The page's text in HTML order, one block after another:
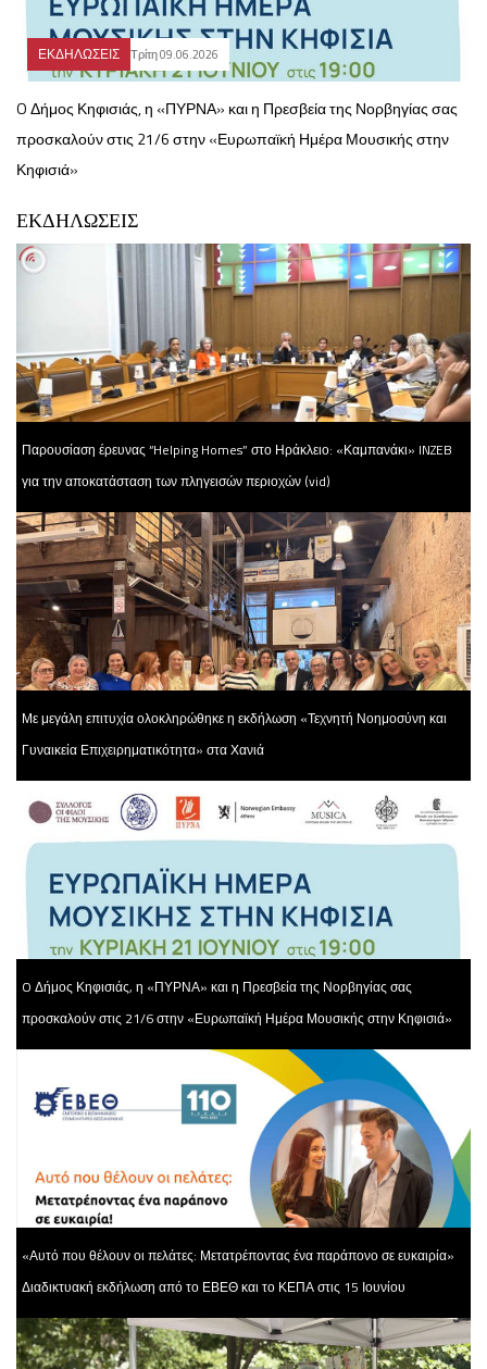
ΕΚΔΗΛΩΣΕΙΣ Τρίτη 09.06.2026
O Δήμος Κηφισιάς, η «ΠΥΡΝΑ» και η Πρεσβεία της Νορβηγίας σας
προσκαλούν στις 21/6 στην «Ευρωπαϊκή Ημέρα Μουσικής στην
Κηφισιά»
ΕΚΔΗΛΩΣΕΙΣ
Παρουσίαση έρευνας “Helping Homes” στο Ηράκλειο: «Καμπανάκι» INZEB
για την αποκατάσταση των πληγεισών περιοχών (vid)
Με μεγάλη επιτυχία ολοκληρώθηκε η εκδήλωση «Τεχνητή Νοημοσύνη και
Γυναικεία Επιχειρηματικότητα» στα Χανιά
O Δήμος Κηφισιάς, η «ΠΥΡΝΑ» και η Πρεσβεία της Νορβηγίας σας
προσκαλούν στις 21/6 στην «Ευρωπαϊκή Ημέρα Μουσικής στην Κηφισιά»
«Αυτό που θέλουν οι πελάτες: Μετατρέποντας ένα παράπονο σε ευκαιρία»
Διαδικτυακή εκδήλωση από το ΕΒΕΘ και το ΚΕΠΑ στις 15 Ιουνίου